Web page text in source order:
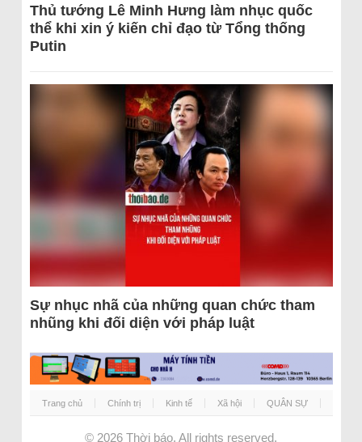
Thủ tướng Lê Minh Hưng làm nhục quốc
thể khi xin ý kiến chỉ đạo từ Tổng thống
Putin
Sự nhục nhã của những quan chức tham
nhũng khi đối diện với pháp luật
Trang chủ Chính trị Kinh tế Xã hội QUÂN SỰ
© 2026 Thời báo. All rights reserved.